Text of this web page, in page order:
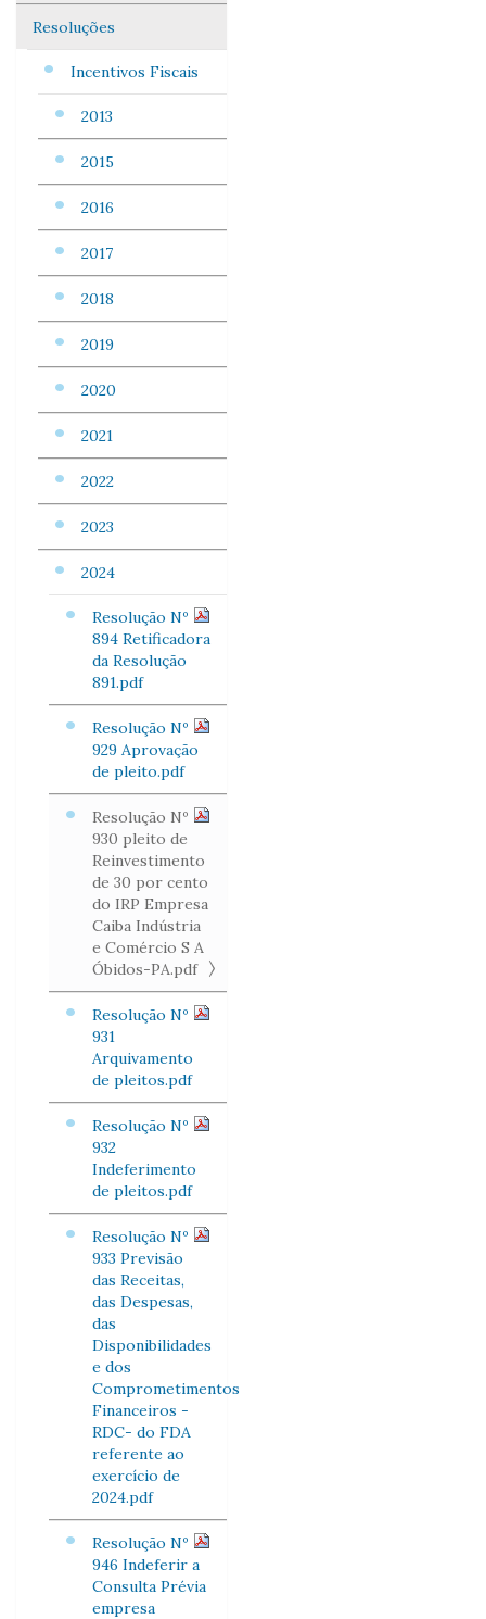
Resoluções
Incentivos Fiscais
2013
2015
2016
2017
2018
2019
2020
2021
2022
2023
2024
Resolução Nº
894 Retificadora
da Resolução
891.pdf
Resolução Nº
929 Aprovação
de pleito.pdf
Resolução Nº
930 pleito de
Reinvestimento
de 30 por cento
do IRP Empresa
Caiba Indústria
e Comércio S A
Óbidos-PA.pdf
Resolução Nº
931
Arquivamento
de pleitos.pdf
Resolução Nº
932
Indeferimento
de pleitos.pdf
Resolução Nº
933 Previsão
das Receitas,
das Despesas,
das
Disponibilidades
e dos
Comprometimentos
Financeiros -
RDC- do FDA
referente ao
exercício de
2024.pdf
Resolução Nº
946 Indeferir a
Consulta Prévia
empresa